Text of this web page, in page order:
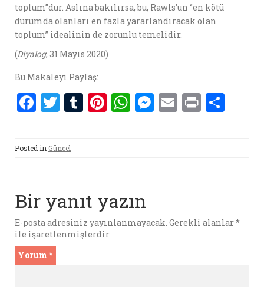
toplum’’dur. Aslına bakılırsa, bu, Rawls’un ‘’en kötü
durumda olanları en fazla yararlandıracak olan
toplum’’ idealinin de zorunlu temelidir.
(Diyalog, 31 Mayıs 2020)
Bu Makaleyi Paylaş:
F
ce
b
o
k
T
it
te
T Pi W
p
p
M E P
Posted in Güncel
Bir yanıt yazın
E-posta adresiniz yayınlanmayacak. Gerekli alanlar*
ile işaretlenmişlerdir
Yorum *